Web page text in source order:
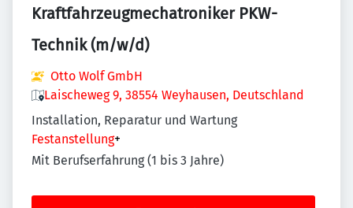
Kraftfahrzeugmechatroniker PKW-
Technik (m/w/d)
Otto Wolf GmbH
Laischeweg 9, 38554 Weyhausen, Deutschland
Installation, Reparatur und Wartung
Festanstellung+
Mit Berufserfahrung (1 bis 3 Jahre)